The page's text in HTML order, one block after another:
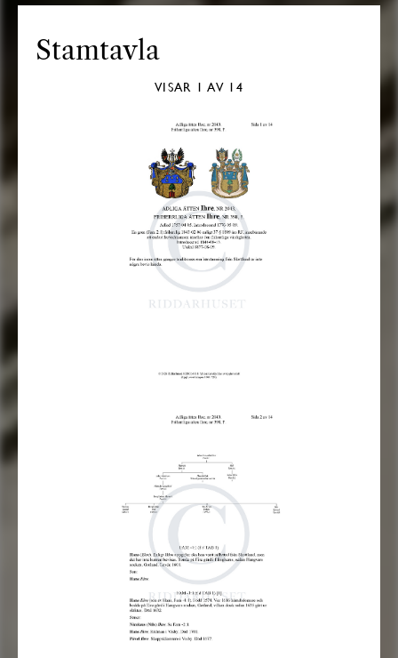
Stamtavla
VISAR 1 AV 14